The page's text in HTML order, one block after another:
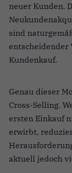
neuer Kunden.
sind
entscheidender
Kundenkauf.
Genau dieser
Cross-Selling.
ersten Einkauf
erwirbt,
aktuell jedoch